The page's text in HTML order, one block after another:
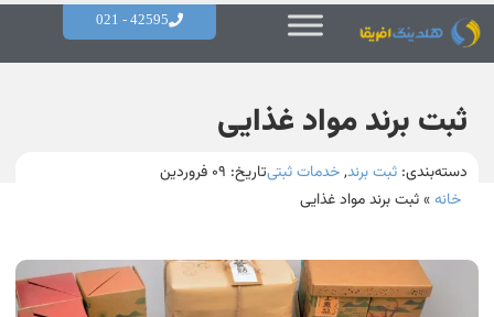
42595 - 021
ثبت برند مواد غذایی
دسته‌بندی: ثبت برند,خدمات ثبتیتاریخ:
خانه»ثبت برند مواد غذایی